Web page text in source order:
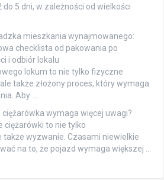
5 dni, w zależności od wielkości
mieszkania wynajmowanego:
checklista od pakowania po
i odbiór lokalu
lokum to nie tylko fizyczne
także złożony proces, który wymaga
Aby …
ciężarówka wymaga więcej uwagi?
ciężarówki to nie tylko
także wyzwanie. Czasami niewielkie
na to, że pojazd wymaga większej …